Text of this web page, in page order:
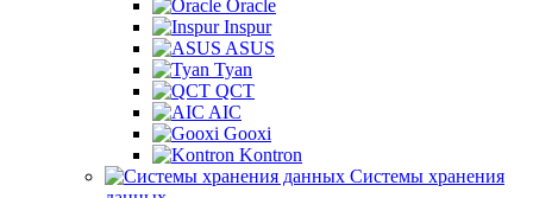
Oracle
Inspur
ASUS
Tyan
QCT
AIC
Gooxi
Kontron
Системы хранения